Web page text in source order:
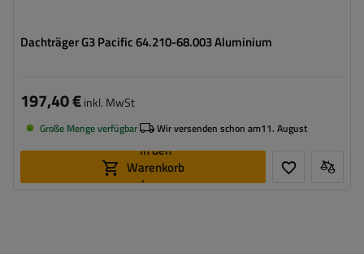
Dachträger G3 Pacific 64.210-68.003 Aluminium
197,40 €inkl. MwSt
Große Menge verfügbar Wir versenden schon am11. August
In den
Warenkorb
legen